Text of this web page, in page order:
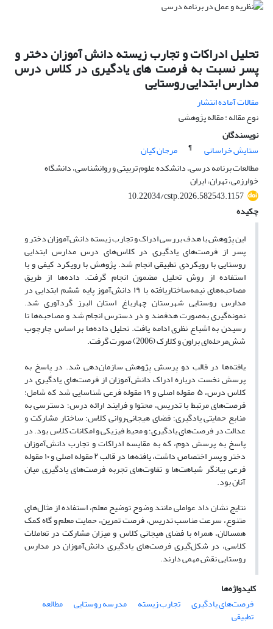
تحلیل ادراکات و تجارب زیسته دانش آموزان دختر و
پسر نسبت به فرصت های یادگیری در کلاس درس
مدارس ابتدایی روستایی
مقالات آماده انتشار
نوع مقاله : مقاله پژوهشی
نویسندگان
ستایش خراسانی
¶
مرجان کیان
مطالعات برنامه درسی، دانشکده علوم تربیتی و روانشناسی، دانشگاه
خوارزمی، تهران، ایران
10.22034/cstp.2026.582543.1157
چکیده
این پژوهش با هدف بررسی ادراک و تجارب زیسته دانش‌آموزان دختر و
پسر از فرصت‌های یادگیری در کلاس‌های درس مدارس ابتدایی
روستایی با رویکردی تطبیقی انجام شد. پژوهش با رویکرد کیفی و با
استفاده از روش تحلیل مضمون انجام گرفت. داده‌ها از طریق
مصاحبه‌های نیمه‌ساختاریافته با ۱۹ دانش‌آموز پایه ششم ابتدایی در
مدارس روستایی شهرستان چهارباغ استان البرز گردآوری شد.
نمونه‌گیری به‌صورت هدفمند و در دسترس انجام شد و مصاحبه‌ها تا
رسیدن به اشباع نظری ادامه یافت. تحلیل داده‌ها بر اساس چارچوب
شش‌مرحله‌ای براون و کلارک (2006) صورت گرفت.
یافته‌ها در قالب دو پرسش پژوهش سازمان‌دهی شد. در پاسخ به
پرسش نخست درباره ادراک دانش‌آموزان از فرصت‌های یادگیری در
کلاس درس، ۵ مقوله اصلی و ۱۹ مقوله فرعی شناسایی شد که شامل:
فرصت‌های مرتبط با تدریس، محتوا و فرایند ارائه درس؛ دسترسی به
منابع حمایتی یادگیری؛ فضای هیجانی–روانی کلاس؛ ساختار مشارکت و
عدالت در فرصت‌های یادگیری؛ و محیط فیزیکی و امکانات کلاس بود. در
پاسخ به پرسش دوم، که به مقایسه ادراکات و تجارب دانش‌آموزان
دختر و پسر اختصاص داشت، یافته‌ها در قالب ۲ مقوله اصلی و ۱۰ مقوله
فرعی بیانگر شباهت‌ها و تفاوت‌های تجربه فرصت‌های یادگیری میان
آنان بود.
نتایج نشان داد عواملی مانند وضوح توضیح معلم، استفاده از مثال‌های
متنوع، سرعت مناسب تدریس، فرصت تمرین، حمایت معلم و گاه کمک
همسالان، همراه با فضای هیجانی کلاس و میزان مشارکت در تعاملات
کلاسی، در شکل‌گیری فرصت‌های یادگیری دانش‌آموزان در مدارس
روستایی نقش مهمی دارند.
کلیدواژه‌ها
فرصت‌های یادگیری
تجارب زیسته مدرسه روستایی مطالعه
تطبیقی